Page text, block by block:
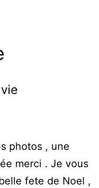
photos , une
merci . Je vous
fete de Noel ,